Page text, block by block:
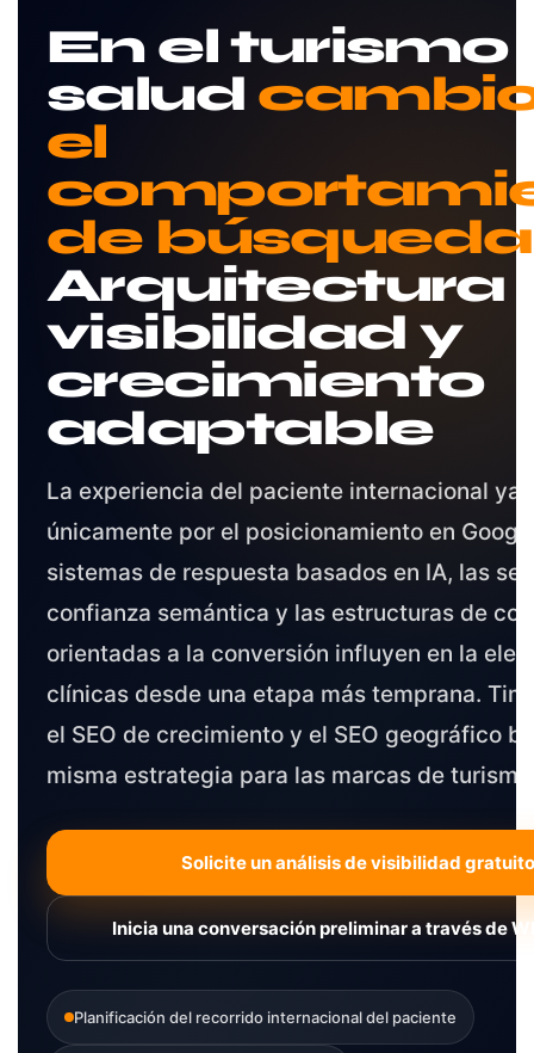
En el turismo
salud
el
de búsqueda
Arquitectura
visibilidad y
crecimiento
adaptable
La experiencia del paciente internacional ya
únicamente por el posicionamiento en
sistemas de respuesta basados en IA, las
confianza semántica y las estructuras de
orientadas a la conversión influyen en la
clínicas desde una etapa más temprana.
el SEO de crecimiento y el SEO geográfico
misma estrategia para las marcas de
Solicite un análisis de visibilidad
Inicia una conversación preliminar a través de
Planificación del recorrido internacional del paciente